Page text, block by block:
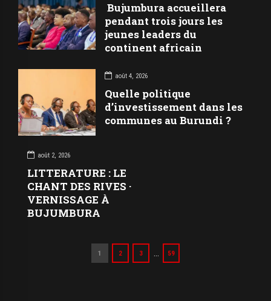
Bujumbura accueillera
pendant trois jours les
jeunes leaders du
continent africain
août 4, 2026
Quelle politique
d’investissement dans les
communes au Burundi ?
août 2, 2026
LITTERATURE : LE
CHANT DES RIVES ·
VERNISSAGE À
BUJUMBURA
1 2 3 59